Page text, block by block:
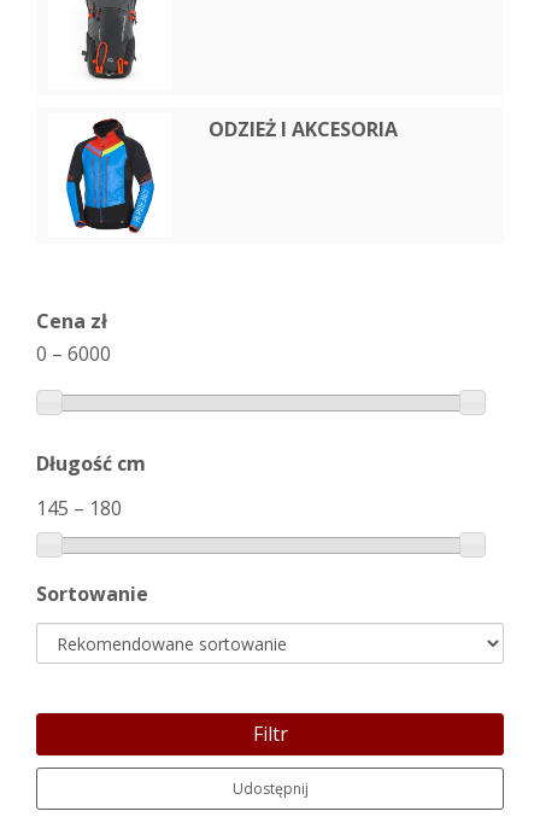
ODZIEŻ I AKCESORIA
Cena zł
0 – 6000
Długość cm
145 – 180
Sortowanie
Filtr
Udostępnij